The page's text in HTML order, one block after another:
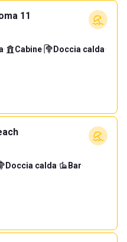
11
· Cabine· Doccia calda·
Doccia calda· Bar·